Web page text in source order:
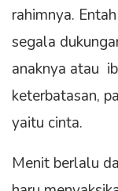
rahimnya.
segala
anaknya atau
keterbatasan,
yaitu cinta.
Menit berlalu